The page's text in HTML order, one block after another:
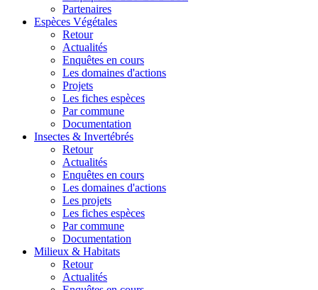
Partenaires
Espèces Végétales
Retour
Actualités
Enquêtes en cours
Les domaines d'actions
Projets
Les fiches espèces
Par commune
Documentation
Insectes & Invertébrés
Retour
Actualités
Enquêtes en cours
Les domaines d'actions
Les projets
Les fiches espèces
Par commune
Documentation
Milieux & Habitats
Retour
Actualités